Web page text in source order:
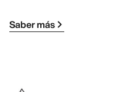
Saber más